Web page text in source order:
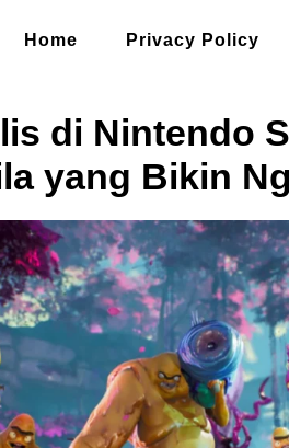
Home
Privacy Policy
di Nintendo
yang Bikin